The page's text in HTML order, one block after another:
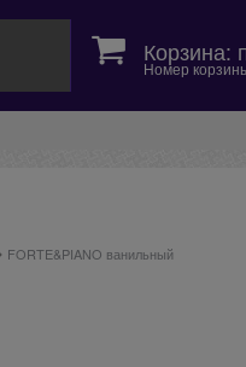
Корзина:
Номер
FORTE&PIANO ванильный